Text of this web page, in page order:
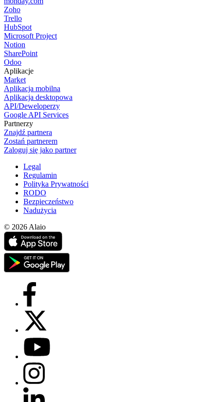
Zoho
Trello
HubSpot
Microsoft Project
Notion
SharePoint
Odoo
Aplikacje
Market
Aplikacja mobilna
Aplikacja desktopowa
API/Deweloperzy
Google API Services
Partnerzy
Znajdź partnera
Zostań partnerem
Zaloguj się jako partner
Legal
Regulamin
Polityka Prywatności
RODO
Bezpieczeństwo
Nadużycia
© 2026 Alaio